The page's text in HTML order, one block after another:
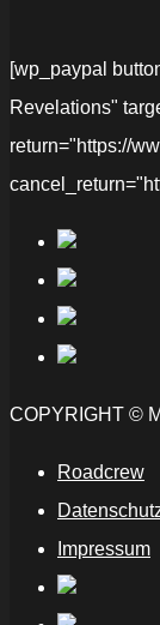
[wp_paypal
Revelations"
return="https://
COPYRIGHT ©
Roadcrew
Impressum